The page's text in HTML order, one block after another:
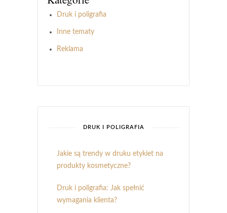
Druk i poligrafia
Inne tematy
Reklama
DRUK I POLIGRAFIA
Jakie są trendy w druku etykiet na
produkty kosmetyczne?
Druk i poligrafia: Jak spełnić
wymagania klienta?